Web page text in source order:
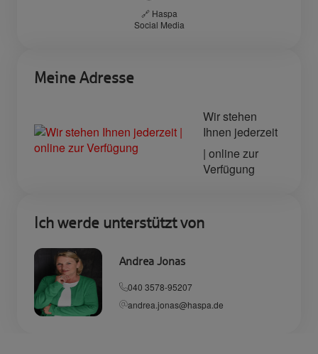
🔗 Haspa
Social Media
Meine Adresse
Wir stehen
Ihnen jederzeit
| online zur
Verfügung
Ich werde unterstützt von
Andrea Jonas
040 3578-95207
andrea.jonas@haspa.de